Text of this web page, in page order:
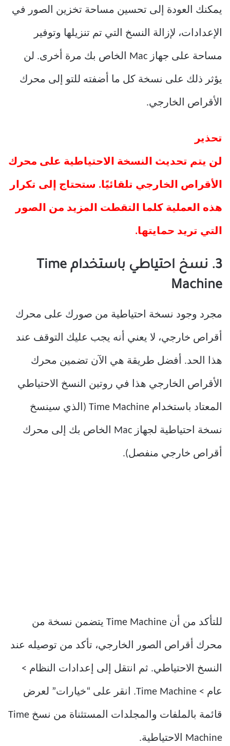
يمكنك العودة إلى تحسين مساحة تخزين الصور في
الإعدادات، لإزالة النسخ التي تم تنزيلها وتوفير
مساحة على جهاز Mac الخاص بك مرة أخرى. لن
يؤثر ذلك على نسخة كل ما أضفته للتو إلى محرك
الأقراص الخارجي.
تحذير
لن يتم تحديث النسخة الاحتياطية على محرك
الأقراص الخارجي تلقائيًا. ستحتاج إلى تكرار
هذه العملية كلما التقطت المزيد من الصور
التي تريد حمايتها.
3. نسخ احتياطي باستخدام Time
Machine
مجرد وجود نسخة احتياطية من صورك على محرك
أقراص خارجي، لا يعني أنه يجب عليك التوقف عند
هذا الحد. أفضل طريقة هي الآن تضمين محرك
الأقراص الخارجي هذا في روتين النسخ الاحتياطي
المعتاد باستخدام Time Machine (الذي سينسخ
نسخة احتياطية لجهاز Mac الخاص بك إلى محرك
أقراص خارجي منفصل).
للتأكد من أن Time Machine يتضمن نسخة من
محرك أقراص الصور الخارجي، تأكد من توصيله عند
النسخ الاحتياطي. ثم انتقل إلى إعدادات النظام >
عام > Time Machine. انقر على “خيارات” لعرض
قائمة بالملفات والمجلدات المستثناة من نسخ Time
Machine الاحتياطية.